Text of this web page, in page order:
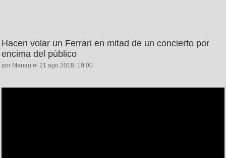
Hacen volar un Ferrari en mitad de un concierto por
encima del público
por Manau el 21 ago 2018, 19:00